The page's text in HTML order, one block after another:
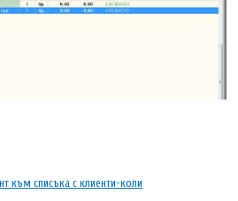
към списъка с клиенти-коли